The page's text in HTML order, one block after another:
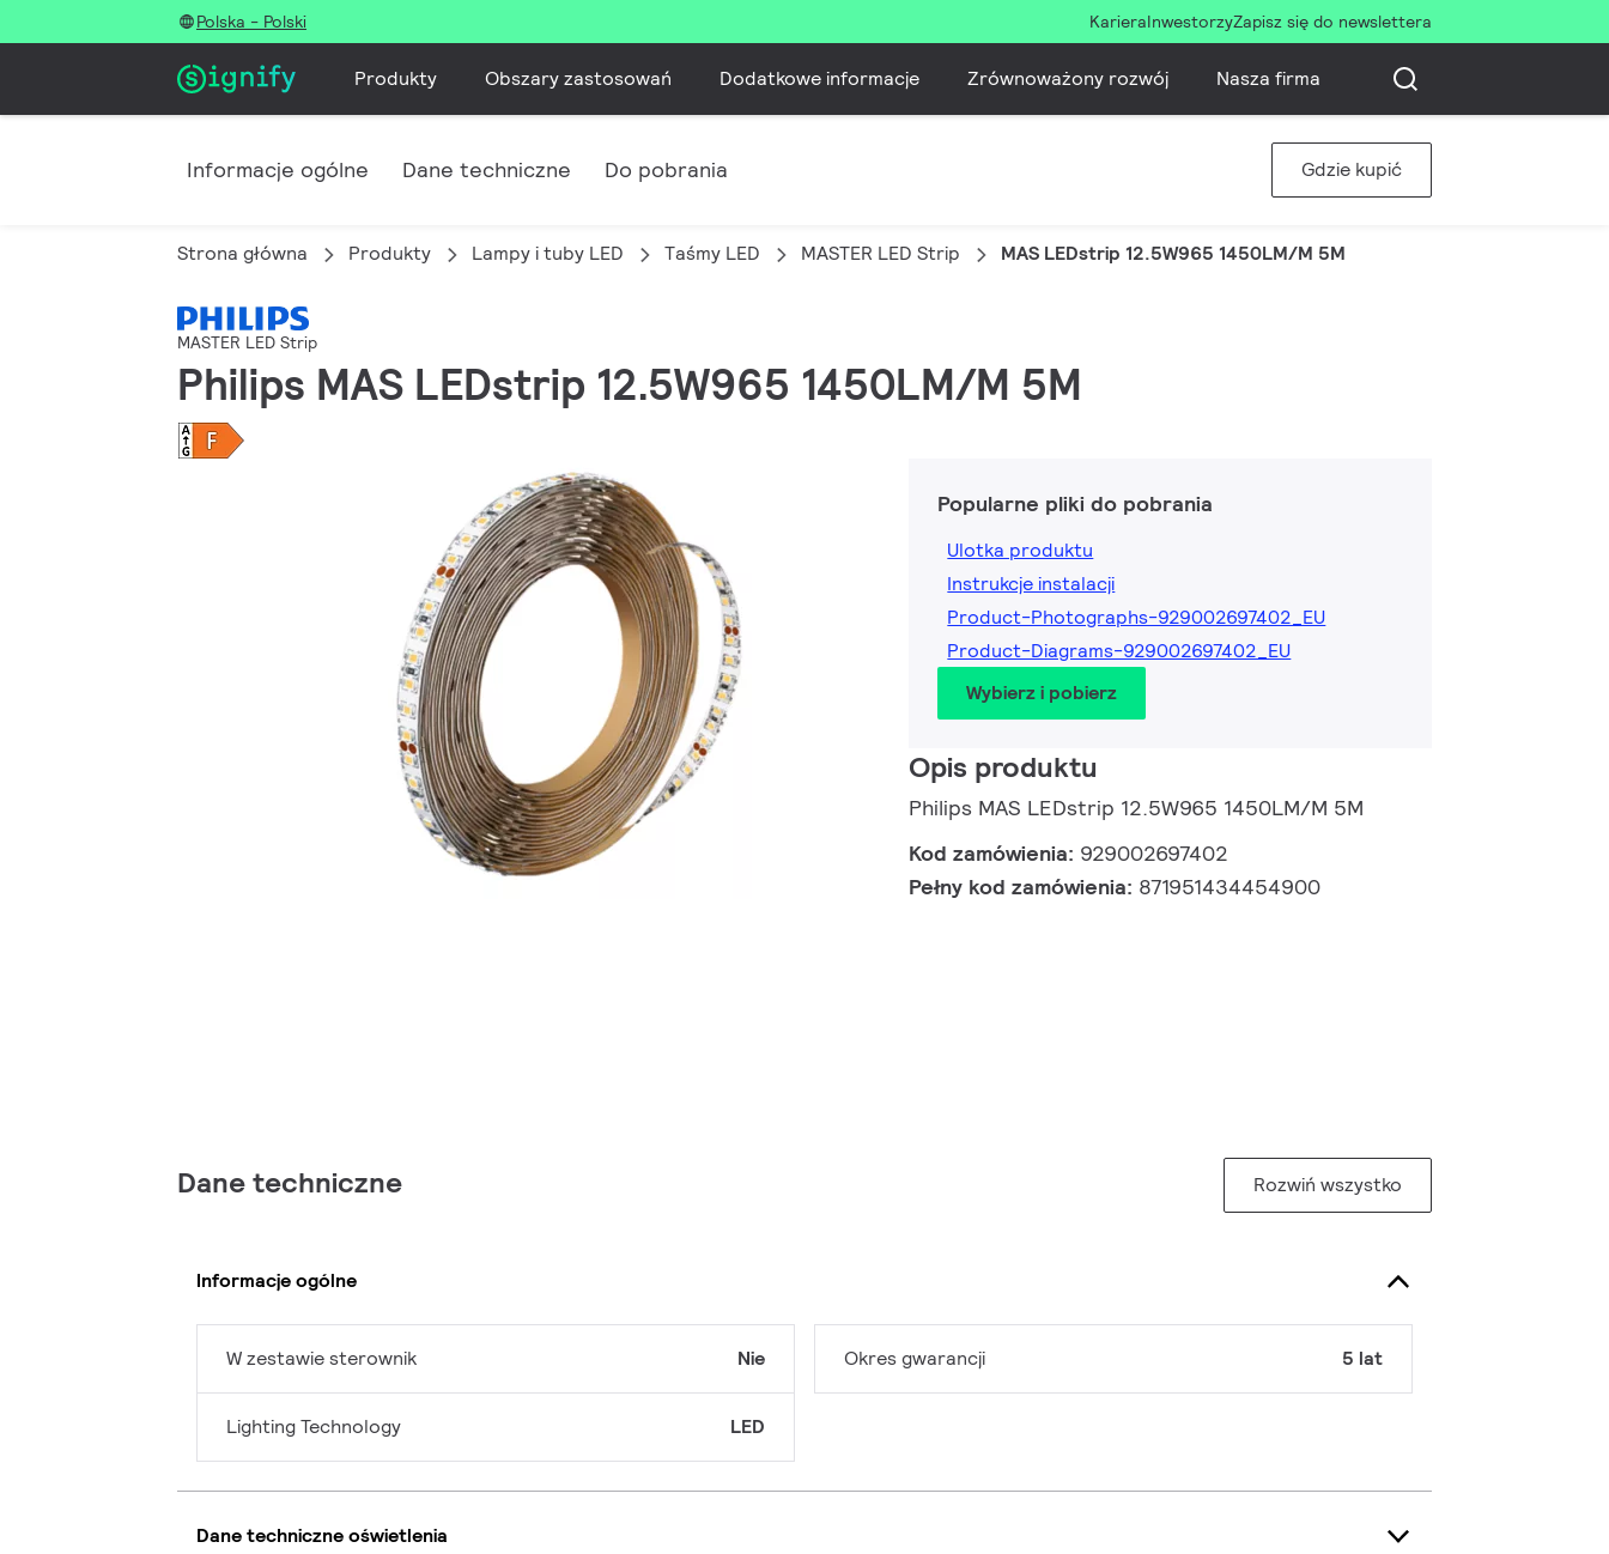
Polska - Polski KarieraInwestorzyZapisz się do newslettera
Produkty Obszary zastosowań Dodatkowe informacje Zrównoważony rozwój Nasza firma
Informacje ogólne Dane techniczne Do pobrania Gdzie kupić
Strona główna Produkty Lampy i tuby LED Taśmy LED MASTER LED Strip MAS LEDstrip 12.5W965 1450LM/M 5M
MASTER LED Strip
Philips MAS LEDstrip 12.5W965 1450LM/M 5M
Popularne pliki do pobrania
Ulotka produktu
Instrukcje instalacji
Product-Photographs-929002697402_EU
Product-Diagrams-929002697402_EU
Wybierz i pobierz
Opis produktu
Philips MAS LEDstrip 12.5W965 1450LM/M 5M
Kod zamówienia: 929002697402
Pełny kod zamówienia: 871951434454900
Dane techniczne Rozwiń wszystko
Informacje ogólne
W zestawie sterownik Nie
Lighting Technology LED
Okres gwarancji 5 lat
Dane techniczne oświetlenia